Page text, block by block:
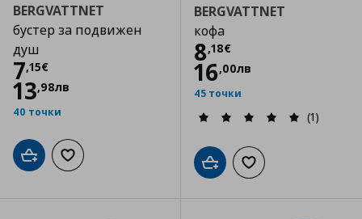
BERGVATTNET
бустер за подвижен
душ
7,15€
Цена
13,98лв
40 точки
Добави в кошницата
Добави към списъка с любими
BERGVATTNET
кофа
8,18€
Цена
16,00лв
45 точки
(1)
Добави в кошницата
Добави към